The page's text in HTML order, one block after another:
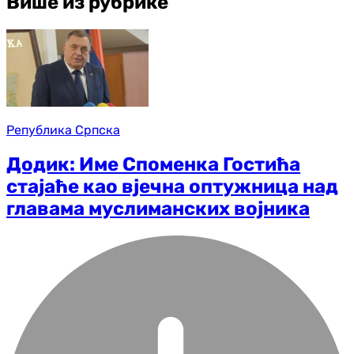
Република Српска
Додик: Име Споменка Гостића
стајаће као вјечна оптужница над
главама муслиманских војника